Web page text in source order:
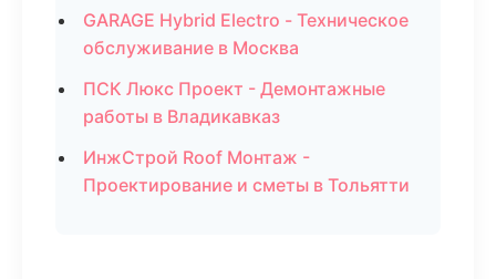
GARAGE Hybrid Electro - Техническое
обслуживание в Москва
ПСК Люкс Проект - Демонтажные
работы в Владикавказ
ИнжСтрой Roof Монтаж -
Проектирование и сметы в Тольятти